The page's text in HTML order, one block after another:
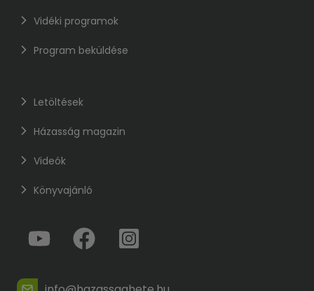
Vidéki programok
Program beküldése
Letöltések
Házasság magazin
Videók
Könyvajánló